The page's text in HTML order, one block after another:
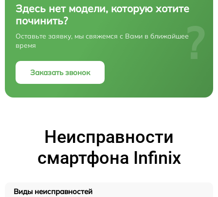
Здесь нет модели, которую хотите
починить?
Оставьте заявку, мы свяжемся с Вами в ближайшее
время
Заказать звонок
?
Неисправности
смартфона Infinix
Виды неисправностей